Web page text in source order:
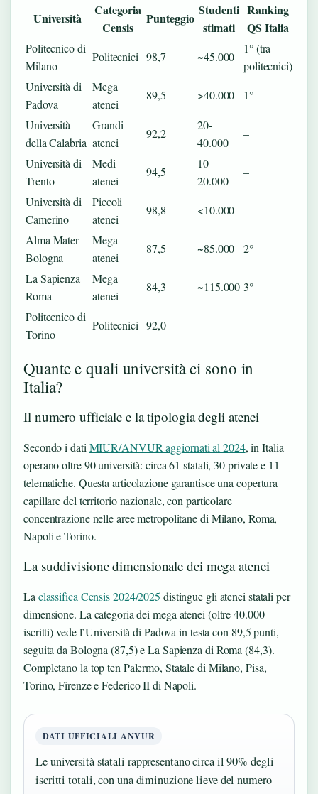
Università
Categoria
Censis
Punteggio
Studenti
stimati
Ranking
QS Italia
Politecnico di
Milano
Politecnici 98,7 ~45.000
1° (tra
politecnici)
Università di
Padova
Mega
atenei
89,5 >40.000
1°
Università
della Calabria
Grandi
atenei
92,2
20-
40.000
–
Università di
Trento
Medi
atenei
94,5
10-
20.000
–
Università di
Camerino
Piccoli
atenei
98,8 <10.000
–
Alma Mater
Bologna
Mega
atenei
87,5 ~85.000
2°
La Sapienza
Roma
Mega
atenei
84,3 ~115.000 3°
Politecnico di
Torino
Politecnici 92,0 – –
Quante e quali università ci sono in
Italia?
Il numero ufficiale e la tipologia degli atenei
Secondo i dati MIUR/ANVUR aggiornati al 2024, in Italia
operano oltre 90 università: circa 61 statali, 30 private e 11
telematiche. Questa articolazione garantisce una copertura
capillare del territorio nazionale, con particolare
concentrazione nelle aree metropolitane di Milano, Roma,
Napoli e Torino.
La suddivisione dimensionale dei mega atenei
La classifica Censis 2024/2025 distingue gli atenei statali per
dimensione. La categoria dei mega atenei (oltre 40.000
iscritti) vede l’Università di Padova in testa con 89,5 punti,
seguita da Bologna (87,5) e La Sapienza di Roma (84,3).
Completano la top ten Palermo, Statale di Milano, Pisa,
Torino, Firenze e Federico II di Napoli.
DATI UFFICIALI ANVUR
Le università statali rappresentano circa il 90% degli
iscritti totali, con una diminuzione lieve del numero